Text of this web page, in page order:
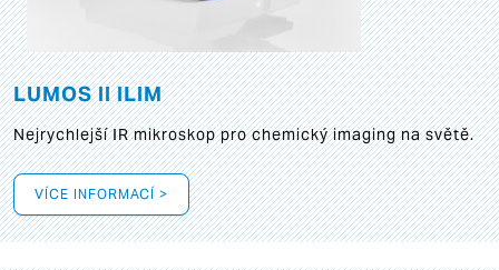
LUMOS II ILIM
Nejrychlejší IR mikroskop pro chemický imaging na světě.
VÍCE INFORMACÍ >